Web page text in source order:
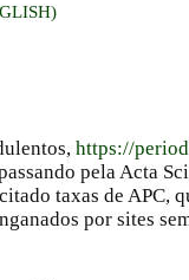
https://
pela Acta
taxas de APC,
por sites